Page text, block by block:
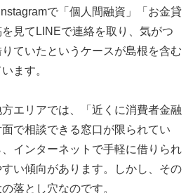
で「個人間融資」「お金貸
見てLINEで連絡を取り、気がつ
ていたというケースが島根を含む
ます。
エリアでは、「近くに消費者金融
で相談できる窓口が限られてい
インターネットで手軽に借りられ
い傾向があります。しかし、その
落とし穴なのです。